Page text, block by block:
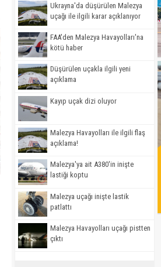
Ukrayna'da düşürülen Malezya
uçağı ile ilgili karar açıklanıyor
FAA'den Malezya Havayolları'na
kötü haber
Düşürülen uçakla ilgili yeni
açıklama
Kayıp uçak dizi oluyor
Malezya Havayolları ile ilgili flaş
açıklama!
Malezya'ya ait A380'in inişte
lastiği koptu
Malezya uçağı inişte lastik
patlattı
Malezya Havayolları uçağı pistten
çıktı